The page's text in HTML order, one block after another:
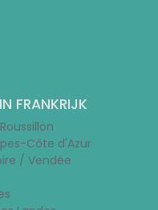
FRANKRIJK
Côte d'Azur
/ Vendée